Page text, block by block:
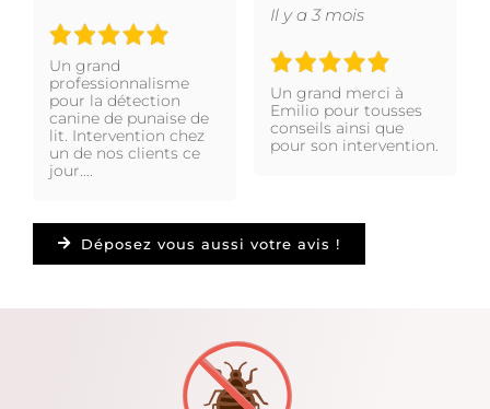
Un grand
professionnalisme
pour la détection
canine de punaise de
lit. Intervention chez
un de nos clients ce
jour….
Il y a 3 mois
Un grand merci à
Emilio pour tousses
conseils ainsi que
pour son intervention.
Déposez vous aussi votre avis !